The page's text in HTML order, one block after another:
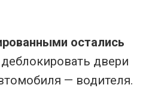
остались
двери
— водителя.